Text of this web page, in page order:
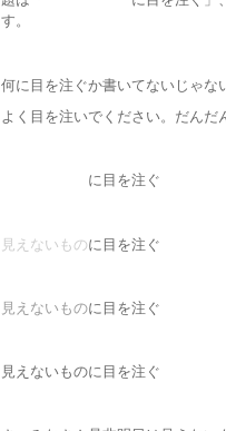
す。
何に目を注ぐか書いてないじゃな
よく目を注いでください。だんだ
に目を注ぐ
見えないものに目を注ぐ
見えないものに目を注ぐ
見えないものに目を注ぐ